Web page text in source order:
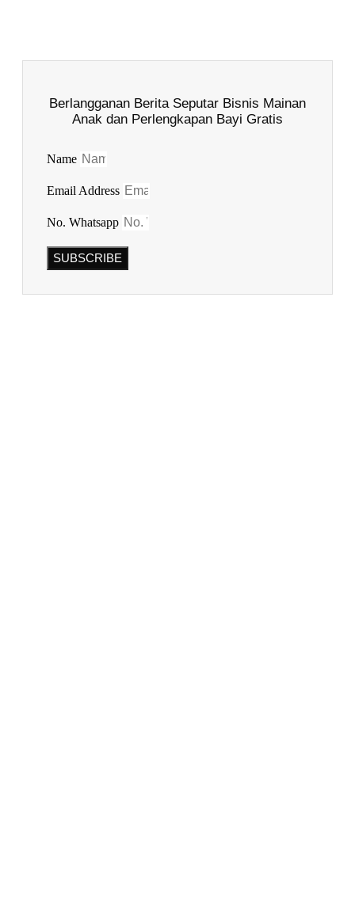
Berlangganan Berita Seputar Bisnis Mainan
Anak dan Perlengkapan Bayi Gratis
Name
Email Address
No. Whatsapp
SUBSCRIBE